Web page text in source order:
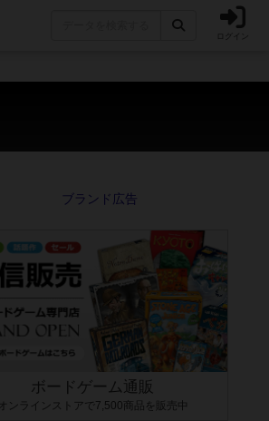
ログイン
加者へのルール説明時間は含まれていないため、初めて
ッキング・海賊同士の対決など、ゲームコンセプトを絞
けの絞込機能です。例えば「ダイスロール」はランダ
ボードゲーム通販
オンラインストアで7,500商品を販売中